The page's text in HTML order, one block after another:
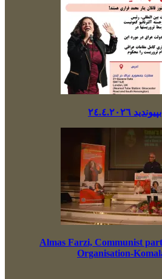
Almas Farzi, Communist
Organisation-